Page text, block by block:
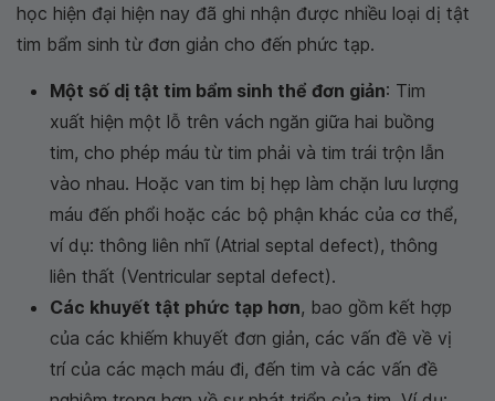
học hiện đại hiện nay đã ghi nhận được nhiều loại dị tật
tim bẩm sinh từ đơn giản cho đến phức tạp.
Một số dị tật tim bẩm sinh thể đơn giản: Tim
xuất hiện một lỗ trên vách ngăn giữa hai buồng
tim, cho phép máu từ tim phải và tim trái trộn lẫn
vào nhau. Hoặc van tim bị hẹp làm chặn lưu lượng
máu đến phổi hoặc các bộ phận khác của cơ thể,
ví dụ: thông liên nhĩ (Atrial septal defect), thông
liên thất (Ventricular septal defect).
Các khuyết tật phức tạp hơn, bao gồm kết hợp
của các khiếm khuyết đơn giản, các vấn đề về vị
trí của các mạch máu đi, đến tim và các vấn đề